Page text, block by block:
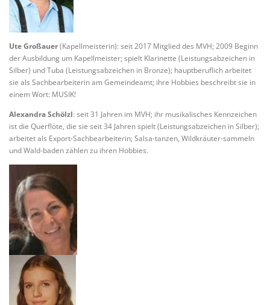
Ute Großauer(Kapellmeisterin): seit 2017 Mitglied des MVH; 2009 Beginn
der Ausbildung um Kapellmeister; spielt Klarinette (Leistungsabzeichen in
Silber) und Tuba (Leistungsabzeichen in Bronze); hauptberuflich arbeitet
sie als Sachbearbeiterin am Gemeindeamt; ihre Hobbies beschreibt sie in
einem Wort: MUSIK!
Alexandra Schölzl: seit 31 Jahren im MVH; ihr musikalisches Kennzeichen
ist die Querflöte, die sie seit 34 Jahren spielt (Leistungsabzeichen in Silber);
arbeitet als Export-Sachbearbeiterin; Salsa-tanzen, Wildkräuter-sammeln
und Wald-baden zählen zu ihren Hobbies.